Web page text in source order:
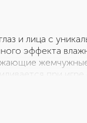
и лица с
эффекта
при